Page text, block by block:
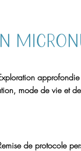
approfondie
mode de vie et
de protocole